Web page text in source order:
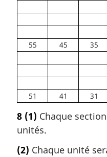
55
45 35
51
41 31
8 (1) Chaque
unités.
(2) Chaque unité